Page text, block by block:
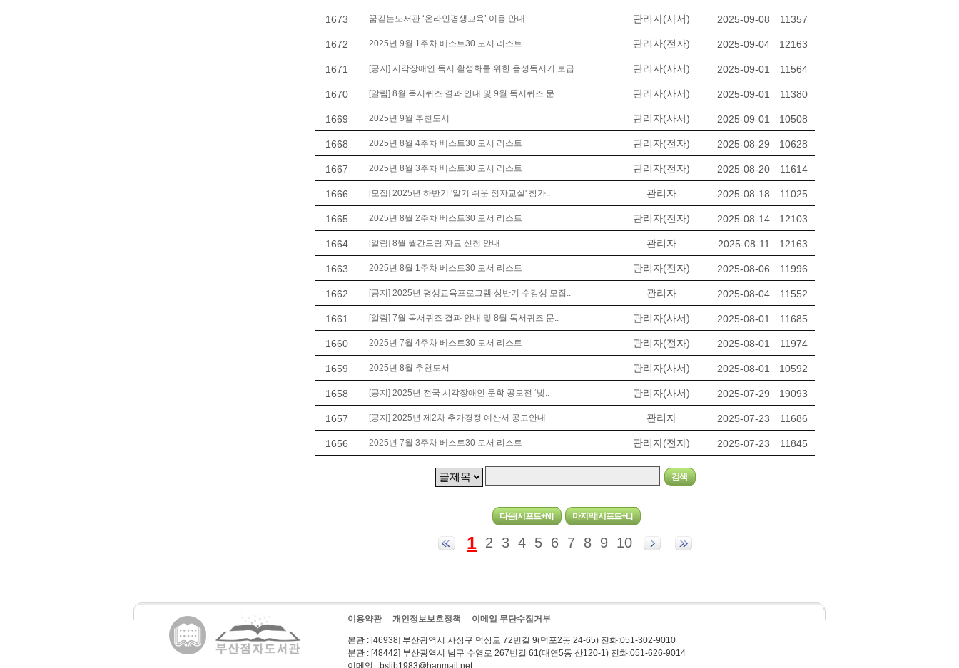
1673 꿈긷는도서관 ‘온라인평생교육’ 이용 안내 관리자(사서) 2025-09-08 11357
1672 2025년 9월 1주차 베스트30 도서 리스트 관리자(전자) 2025-09-04 12163
1671 [공지] 시각장애인 독서 활성화를 위한 음성독서기 보급.. 관리자(사서) 2025-09-01 11564
1670 [알림] 8월 독서퀴즈 결과 안내 및 9월 독서퀴즈 문.. 관리자(사서) 2025-09-01 11380
1669 2025년 9월 추천도서 관리자(사서) 2025-09-01 10508
1668 2025년 8월 4주차 베스트30 도서 리스트 관리자(전자) 2025-08-29 10628
1667 2025년 8월 3주차 베스트30 도서 리스트 관리자(전자) 2025-08-20 11614
1666 [모집] 2025년 하반기 '알기 쉬운 점자교실' 참가.. 관리자 2025-08-18 11025
1665 2025년 8월 2주차 베스트30 도서 리스트 관리자(전자) 2025-08-14 12103
1664 [알림] 8월 월간드림 자료 신청 안내 관리자 2025-08-11 12163
1663 2025년 8월 1주차 베스트30 도서 리스트 관리자(전자) 2025-08-06 11996
1662 [공지] 2025년 평생교육프로그램 상반기 수강생 모집.. 관리자 2025-08-04 11552
1661 [알림] 7월 독서퀴즈 결과 안내 및 8월 독서퀴즈 문.. 관리자(사서) 2025-08-01 11685
1660 2025년 7월 4주차 베스트30 도서 리스트 관리자(전자) 2025-08-01 11974
1659 2025년 8월 추천도서 관리자(사서) 2025-08-01 10592
1658 [공지] 2025년 전국 시각장애인 문학 공모전 ‘빛.. 관리자(사서) 2025-07-29 19093
1657 [공지] 2025년 제2차 추가경정 예산서 공고안내 관리자 2025-07-23 11686
1656 2025년 7월 3주차 베스트30 도서 리스트 관리자(전자) 2025-07-23 11845
1 2 3 4 5 6 7 8 9 10
이용약관 개인정보보호정책 이메일 무단수집거부
본관 : [46938] 부산광역시 사상구 덕상로 72번길 9(덕포2동 24-65) 전화:051-302-9010
분관 : [48442] 부산광역시 남구 수영로 267번길 61(대연5동 산120-1) 전화:051-626-9014